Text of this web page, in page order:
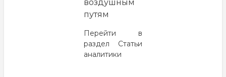
воздушным
путям
Перейти в
раздел Статьи
аналитики